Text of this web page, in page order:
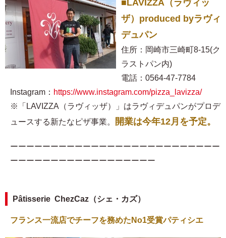
■LAVIZZA（ラヴィッ
ザ）produced byラヴィ
デュパン
住所：岡崎市三崎町8-15(ク
ラストパン内)
電話：0564-47-7784
Instagram： https://www.instagram.com/pizza_lavizza/
※「LAVIZZA（ラヴィッザ）」はラヴィデュパンがプロデ
ュースする新たなピザ事業。
開業は今年12月を予定。
ーーーーーーーーーーーーーーーーーーーーーーーーーー
ーーーーーーーーーーーーーーーーーー
Pâtisserie ChezCaz（シェ・カズ）
フランス一流店でチーフを務めたNo1受賞パティシエ